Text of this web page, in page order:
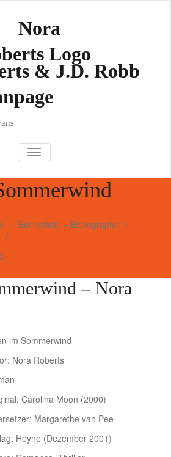
& J.D. Robb
TOGGLE NAVIGATION
/ Bücherliste – Bibliographie /
/
– Nora
im Sommerwind
Nora Roberts
Carolina Moon (2000)
Margarethe van Pee
Heyne (Dezember 2001)